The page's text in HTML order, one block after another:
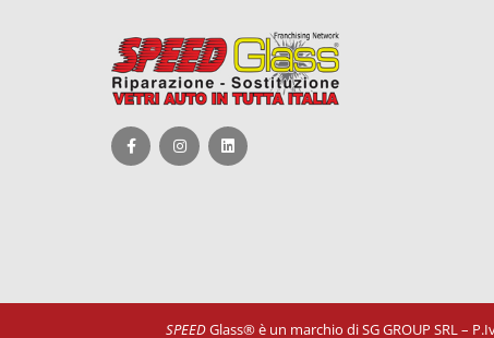
SPEEDGlass® è un marchio di SG GROUP SRL –